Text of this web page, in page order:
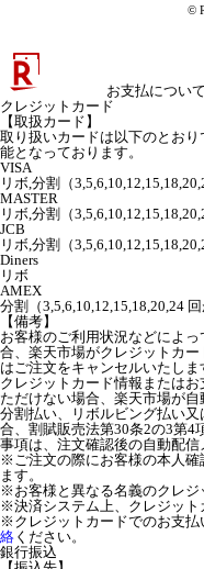
©
お支払について
クレジットカード
【取扱カード】
取り扱いカードは以下のとお
能となっております。
VISA
リボ,分割（
MASTER
リボ,分割（
JCB
リボ,分割（
Diners
リボ
AMEX
分割（3,5,6,10,12,15,18,20,24
【備考】
お客様のご利用状況などによ
合、楽天市場がクレジットカ
はご注文をキャンセルいたしま
クレジットカード情報または
ただけない場合、楽天市場が自
分割払い、リボルビング払い
合、割賦販売法第30条2の3第4
事項は、注文確認後の自動配信
※ご注文の際にお客様の本人
ます。
※お客様と異なる名義のクレジ
※決済システム上、クレジット
※クレジットカードでのお支払
絡 ください。
銀行振込